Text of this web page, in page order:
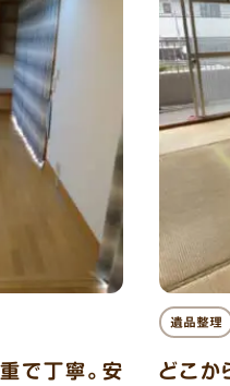
で丁寧。安
遺品整理
どこか